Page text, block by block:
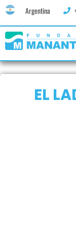
Argentina
EL